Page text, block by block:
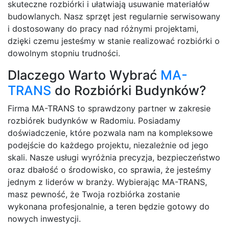
skuteczne rozbiórki i ułatwiają usuwanie materiałów
budowlanych. Nasz sprzęt jest regularnie serwisowany
i dostosowany do pracy nad różnymi projektami,
dzięki czemu jesteśmy w stanie realizować rozbiórki o
dowolnym stopniu trudności.
Dlaczego Warto Wybrać MA-
TRANS do Rozbiórki Budynków?
Firma MA-TRANS to sprawdzony partner w zakresie
rozbiórek budynków w Radomiu. Posiadamy
doświadczenie, które pozwala nam na kompleksowe
podejście do każdego projektu, niezależnie od jego
skali. Nasze usługi wyróżnia precyzja, bezpieczeństwo
oraz dbałość o środowisko, co sprawia, że jesteśmy
jednym z liderów w branży. Wybierając MA-TRANS,
masz pewność, że Twoja rozbiórka zostanie
wykonana profesjonalnie, a teren będzie gotowy do
nowych inwestycji.